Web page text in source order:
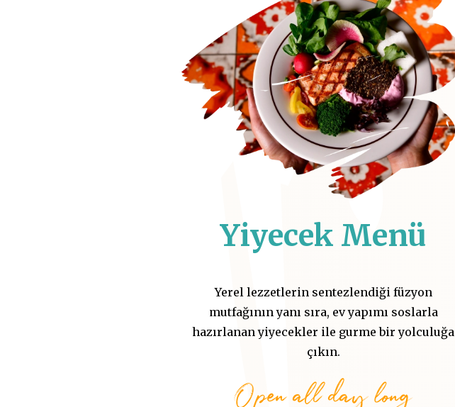
Yiyecek Menü
Yerel lezzetlerin sentezlendiği füzyon
mutfağının yanı sıra, ev yapımı soslarla
hazırlanan yiyecekler ile gurme bir yolculuğa
çıkın.
Open all day long